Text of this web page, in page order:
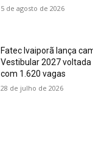
5 de agosto de 2026
Fatec Ivaiporã lança
Vestibular 2027 voltada
com 1.620 vagas
28 de julho de 2026